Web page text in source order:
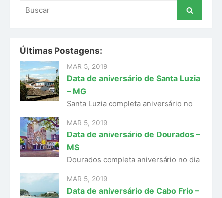
Buscar
Buscar
Últimas Postagens:
MAR 5, 2019
Data de aniversário de Santa Luzia
– MG
Santa Luzia completa aniversário no
MAR 5, 2019
Data de aniversário de Dourados –
MS
Dourados completa aniversário no dia
MAR 5, 2019
Data de aniversário de Cabo Frio –